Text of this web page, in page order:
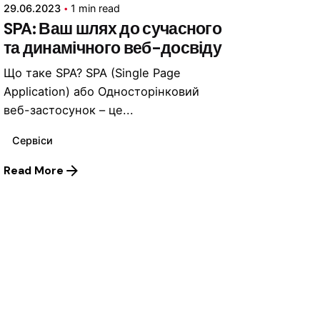
29.06.2023 1 min read
SPA: Ваш шлях до сучасного
та динамічного веб-досвіду
Що таке SPA? SPA (Single Page
Application) або Односторінковий
веб-застосунок – це...
Сервіси
Read More